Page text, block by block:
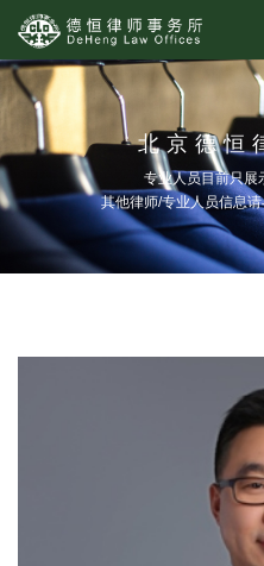
北京德恒
专业人员目前只展
其他律师/专业人员信息